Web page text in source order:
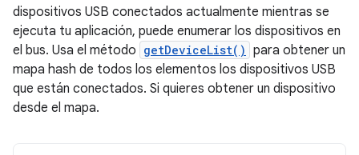
dispositivos USB conectados actualmente mientras se
ejecuta tu aplicación, puede enumerar los dispositivos en
el bus. Usa el método getDeviceList() para obtener un
mapa hash de todos los elementos los dispositivos USB
que están conectados. Si quieres obtener un dispositivo
desde el mapa.